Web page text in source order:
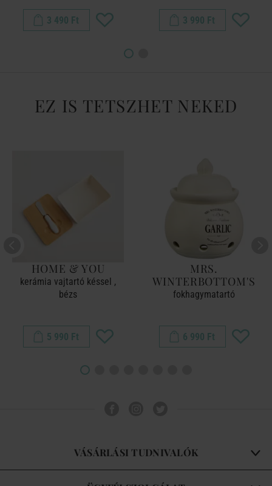
3 490 Ft 3 990 Ft
EZ IS TETSZHET NEKED
HOME & YOU
kerámia vajtartó késsel ,
bézs
5 990 Ft
MRS.
WINTERBOTTOM'S
fokhagymatartó
6 990 Ft
VÁSÁRLÁSI TUDNIVALÓK